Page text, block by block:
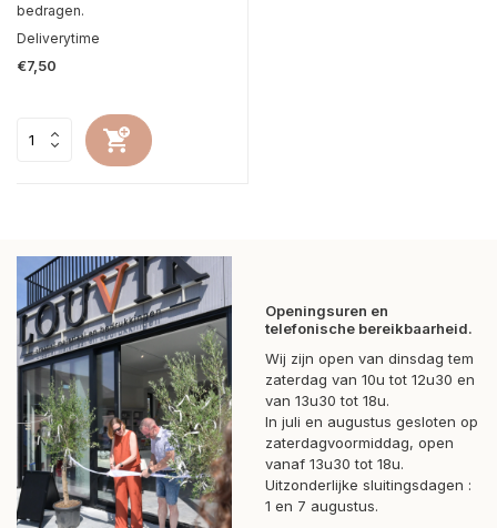
bedragen.
Deliverytime
€7,50
Openingsuren en
telefonische bereikbaarheid.
Wij zijn open van dinsdag tem
zaterdag van 10u tot 12u30 en
van 13u30 tot 18u.
In juli en augustus gesloten op
zaterdagvoormiddag, open
vanaf 13u30 tot 18u.
Uitzonderlijke sluitingsdagen :
1 en 7 augustus.